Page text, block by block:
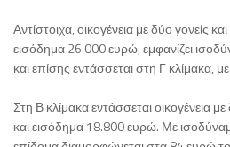
Αντίστοιχα, οικογένεια με δύο γονείς
εισόδημα 26.000 ευρώ, εμφανίζει
και επίσης εντάσσεται στη Γ κλίμακα,
Στη Β κλίμακα εντάσσεται οικογένεια
και εισόδημα 18.800 ευρώ. Με